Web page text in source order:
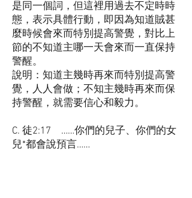
是同一個詞，但這裡用過去不定時時
態，表示具體行動，即因為知道賊甚
麼時候會來而特別提高警覺，對比上
節的不知道主哪一天會來而一直保持
警醒。
說明：知道主幾時再來而特別提高警
覺，人人會做；不知主幾時再來而保
持警醒，就需要信心和毅力。
C. 徒2:17 ……你們的兒子、你們的女
兒*都會說預言……